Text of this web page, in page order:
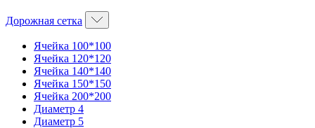
Дорожная сетка
Ячейка 100*100
Ячейка 120*120
Ячейка 140*140
Ячейка 150*150
Ячейка 200*200
Диаметр 4
Диаметр 5